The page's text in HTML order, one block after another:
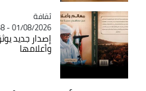
Catégorie
ثقافة
01/08/2026 - 18:58
إصدار جديد
وأعلامها